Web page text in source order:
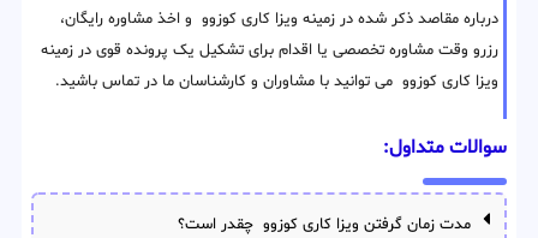
درباره مقاصد ذکر شده در زمینه ویزا کاری کوزوو و اخذ مشاوره رایگان،
رزرو وقت مشاوره تخصصی یا اقدام برای تشکیل یک پرونده قوی در زمینه
ویزا کاری کوزوو می توانید با مشاوران و کارشناسان ما در تماس باشید.
سوالات متداول:
مدت زمان گرفتن ویزا کاری کوزوو چقدر است؟